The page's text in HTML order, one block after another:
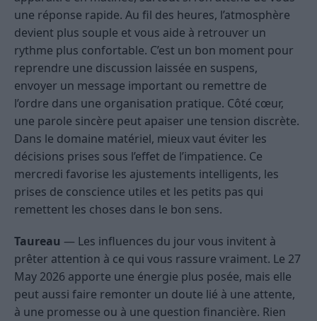
une réponse rapide. Au fil des heures, l’atmosphère
devient plus souple et vous aide à retrouver un
rythme plus confortable. C’est un bon moment pour
reprendre une discussion laissée en suspens,
envoyer un message important ou remettre de
l’ordre dans une organisation pratique. Côté cœur,
une parole sincère peut apaiser une tension discrète.
Dans le domaine matériel, mieux vaut éviter les
décisions prises sous l’effet de l’impatience. Ce
mercredi favorise les ajustements intelligents, les
prises de conscience utiles et les petits pas qui
remettent les choses dans le bon sens.
Taureau — Les influences du jour vous invitent à
prêter attention à ce qui vous rassure vraiment. Le 27
May 2026 apporte une énergie plus posée, mais elle
peut aussi faire remonter un doute lié à une attente,
à une promesse ou à une question financière. Rien